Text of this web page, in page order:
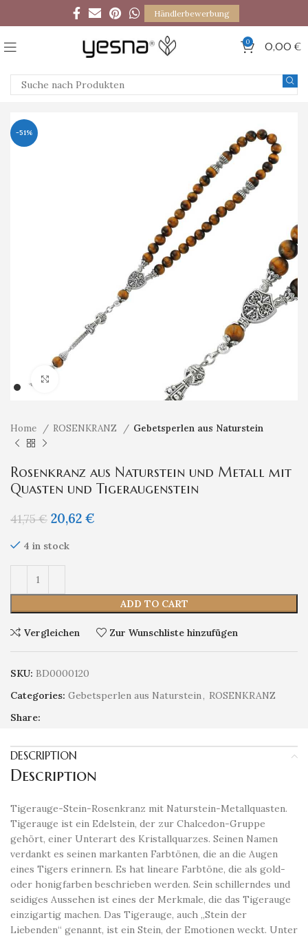
Händlerbewerbung
0 0,00 €
-51%
Home ROSENKRANZ Gebetsperlen aus Naturstein
Rosenkranz aus Naturstein und Metall mit
Quasten und Tigeraugenstein
41,75€ 20,62 €
4 in stock
ADD TO CART
Vergleichen Zur Wunschliste hinzufügen
SKU: BD0000120
Categories: Gebetsperlen aus Naturstein, ROSENKRANZ
Share:
DESCRIPTION
Description
Tigerauge-Stein-Rosenkranz mit Naturstein-Metallquasten.
Tigerauge ist ein Edelstein, der zur Chalcedon-Gruppe
gehört, einer Unterart des Kristallquarzes. Seinen Namen
verdankt es seinen markanten Farbtönen, die an die Augen
eines Tigers erinnern. Es hat lineare Farbtöne, die als gold-
oder honigfarben beschrieben werden. Sein schillerndes und
seidiges Aussehen ist eines der Merkmale, die das Tigerauge
einzigartig machen. Das Tigerauge, auch „Stein der
Liebenden“ genannt, ist ein Stein, der Emotionen weckt. Unter